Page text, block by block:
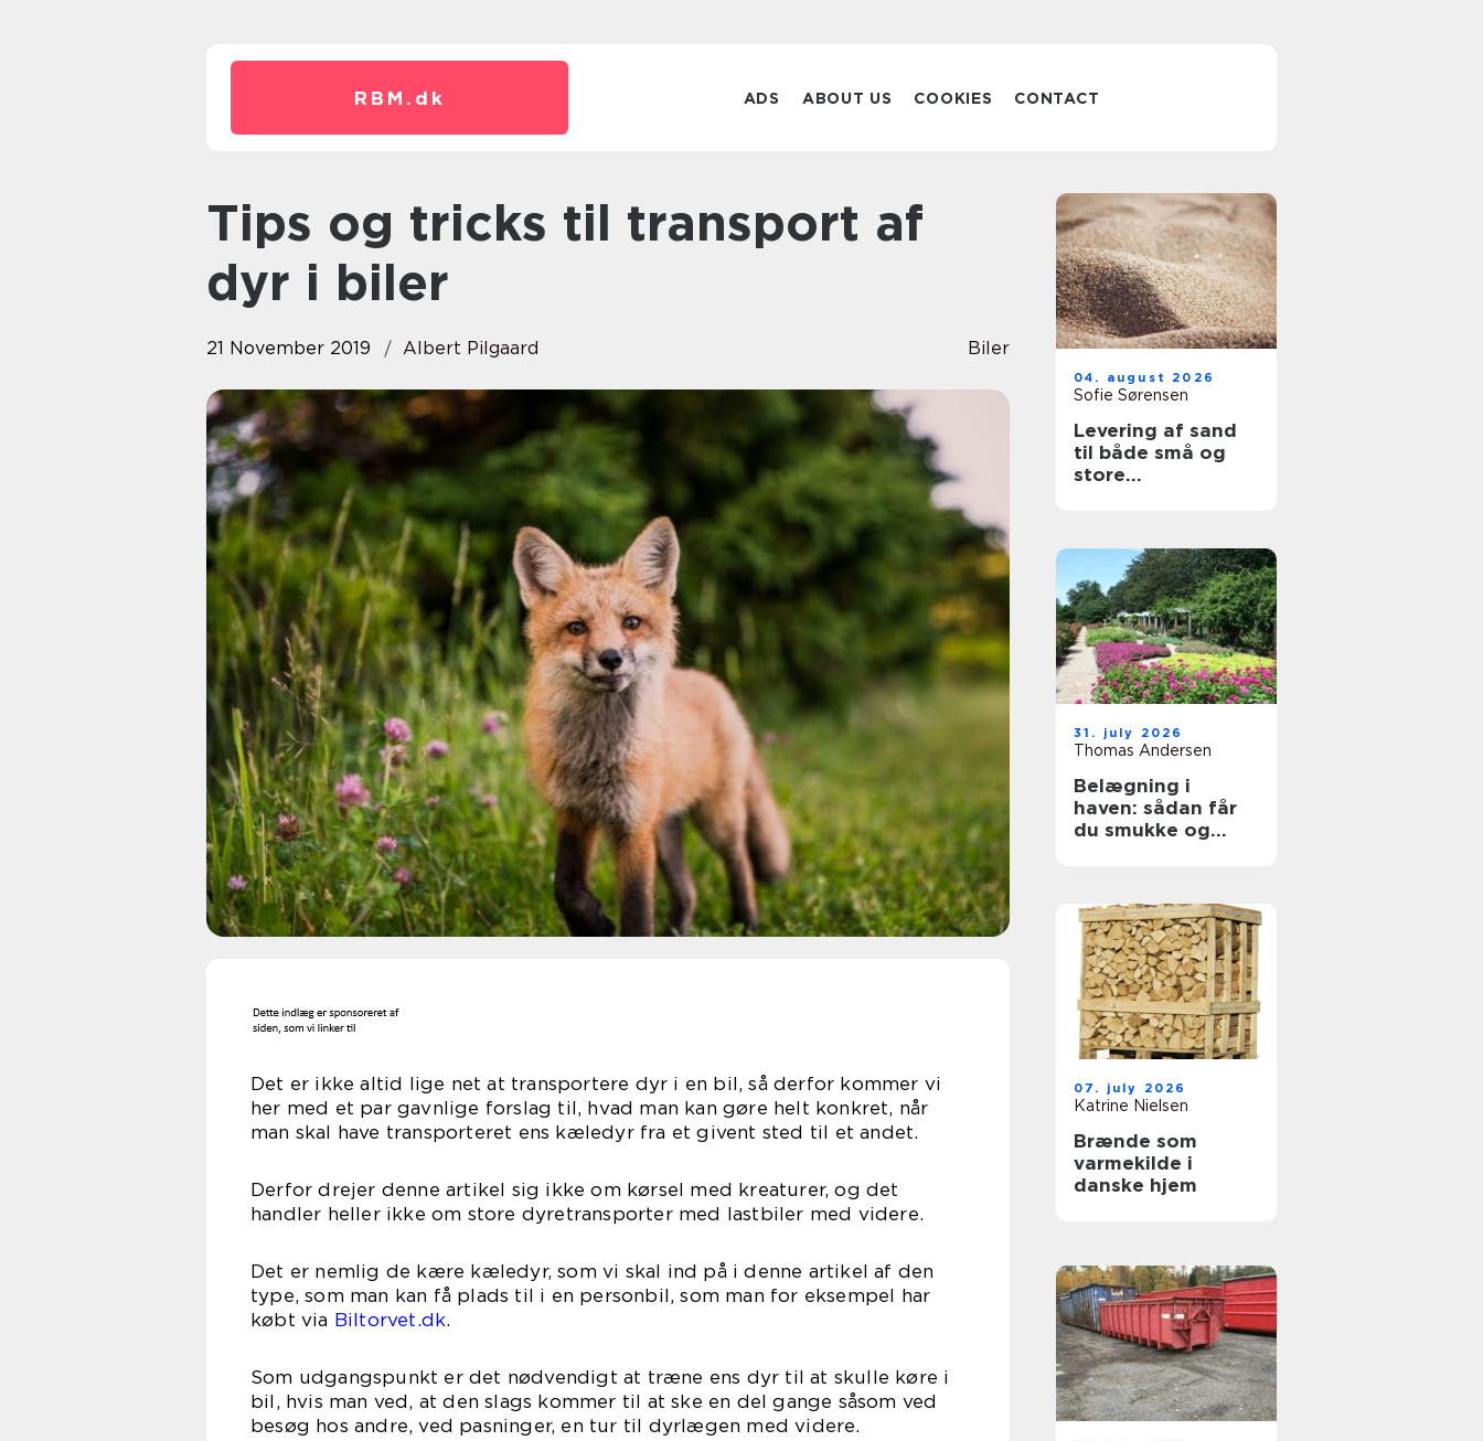
RBM. dk ADS ABOUT US COOKIES CONTACT
Tips og tricks til transport af
dyr i biler
21 November 2019 Albert Pilgaard Biler
Det er ikke altid lige net at transportere dyr i en bil, så derfor kommer vi
her med et par gavnlige forslag til, hvad man kan gøre helt konkret, når
man skal have transporteret ens kæledyr fra et givent sted til et andet.
Derfor drejer denne artikel sig ikke om kørsel med kreaturer, og det
handler heller ikke om store dyretransporter med lastbiler med videre.
Det er nemlig de kære kæledyr, som vi skal ind på i denne artikel af den
type, som man kan få plads til i en personbil, som man for eksempel har
købt via Biltorvet.dk.
Som udgangspunkt er det nødvendigt at træne ens dyr til at skulle køre i
bil, hvis man ved, at den slags kommer til at ske en del gange såsom ved
besøg hos andre, ved pasninger, en tur til dyrlægen med videre.
04. august 2026
Sofie Sørensen
Levering af sand
til både små og
store
31. july 2026
Thomas Andersen
Belægning i
haven: sådan får
du smukke og
07. july 2026
Katrine Nielsen
Brænde som
varmekilde i
danske hjem